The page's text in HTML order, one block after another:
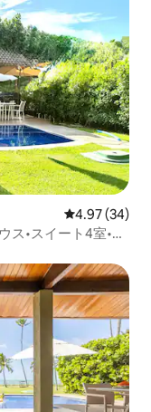
レビュー34
4.97 (34)
ス•スイート4室•グ